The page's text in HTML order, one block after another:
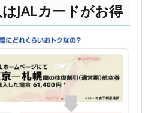
JALカードがお得